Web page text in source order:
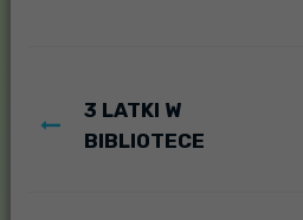
3 LATKI W
BIBLIOTECE